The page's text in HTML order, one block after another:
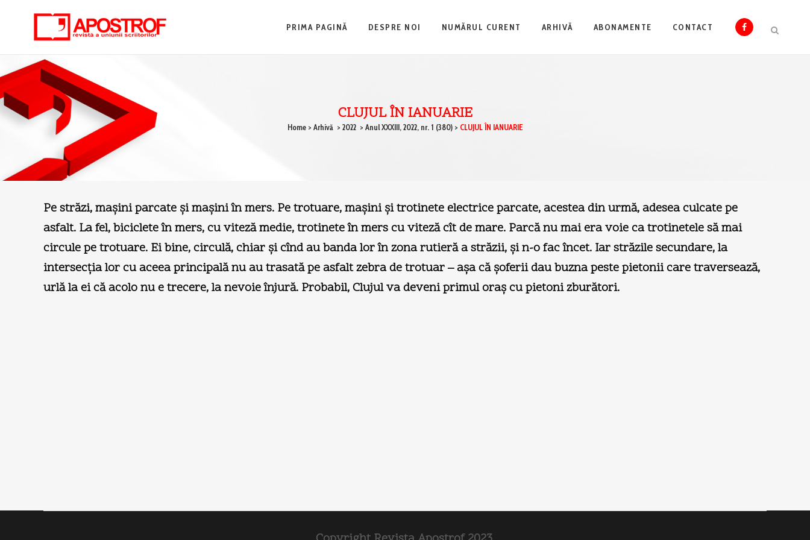
PRIMA PAGINĂ DESPRE NOI NUMĂRUL CURENT ARHIVĂ ABONAMENTE CONTACT
CLUJUL ÎN IANUARIE
Home> Arhivă > 2022 > Anul XXXIII, 2022, nr. 1 (380)> CLUJUL ÎN IANUARIE
Pe străzi, maşini parcate şi maşini în mers. Pe trotuare, maşini şi trotinete electrice parcate, acestea din urmă, adesea culcate pe
asfalt. La fel, biciclete în mers, cu viteză medie, trotinete în mers cu viteză cît de mare. Parcă nu mai era voie ca trotinetele să mai
circule pe trotuare. Ei bine, circulă, chiar şi cînd au banda lor în zona rutieră a străzii, şi n-o fac încet. Iar străzile secundare, la
intersecţia lor cu aceea principală nu au trasată pe asfalt zebra de trotuar – aşa că şoferii dau buzna peste pietonii care traversează,
urlă la ei că acolo nu e trecere, la nevoie înjură. Probabil, Clujul va deveni primul oraş cu pietoni zburători.